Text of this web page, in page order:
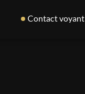
Contact voyant